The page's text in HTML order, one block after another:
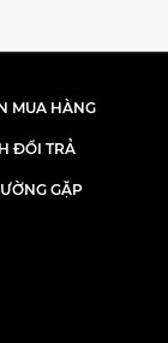
MUA HÀNG
ĐỔI TRẢ
GẶP